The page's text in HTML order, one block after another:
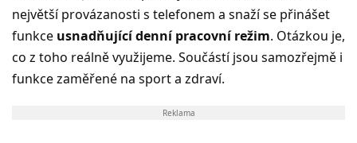
největší provázanosti s telefonem a snaží se přinášet
funkce usnadňující denní pracovní režim. Otázkou je,
co z toho reálně využijeme. Součástí jsou samozřejmě i
funkce zaměřené na sport a zdraví.
Reklama